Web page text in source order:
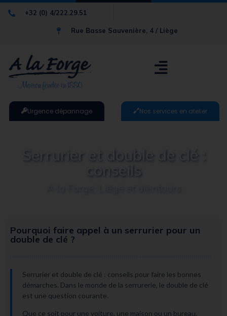
+32 (0) 4/222.29.51
Rue Basse Sauvenière, 4 / Liège
Urgence dépannage Nos services en atelier
Serrurier et double de clé :
conseils
Pourquoi faire appel à un serrurier pour un
double de clé ?
Serrurier et double de clé : conseils pour faire les bonnes
démarches. Dans le monde de la serrurerie, le double de clé
est une question courante.
Que ce soit pour une voiture, une maison ou un bureau,